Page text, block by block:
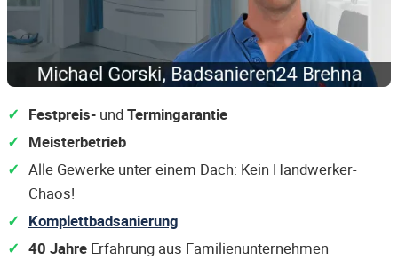
Festpreis- undTermingarantie
Meisterbetrieb
Alle Gewerke unter einem Dach: Kein Handwerker-
Chaos!
Komplettbadsanierung
40 Jahre Erfahrung aus Familienunternehmen